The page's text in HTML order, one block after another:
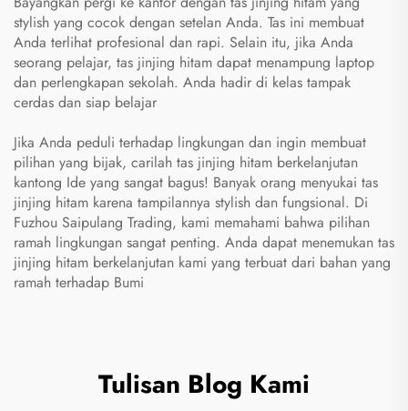
stylish yang cocok dengan setelan Anda. Tas ini membuat
Anda terlihat profesional dan rapi. Selain itu, jika Anda
seorang pelajar, tas jinjing hitam dapat menampung laptop
dan perlengkapan sekolah. Anda hadir di kelas tampak
cerdas dan siap belajar
Jika Anda peduli terhadap lingkungan dan ingin membuat
pilihan yang bijak, carilah tas jinjing hitam berkelanjutan
kantong Ide yang sangat bagus! Banyak orang menyukai tas
jinjing hitam karena tampilannya stylish dan fungsional. Di
Fuzhou Saipulang Trading, kami memahami bahwa pilihan
ramah lingkungan sangat penting. Anda dapat menemukan tas
jinjing hitam berkelanjutan kami yang terbuat dari bahan yang
ramah terhadap Bumi
Tulisan Blog Kami